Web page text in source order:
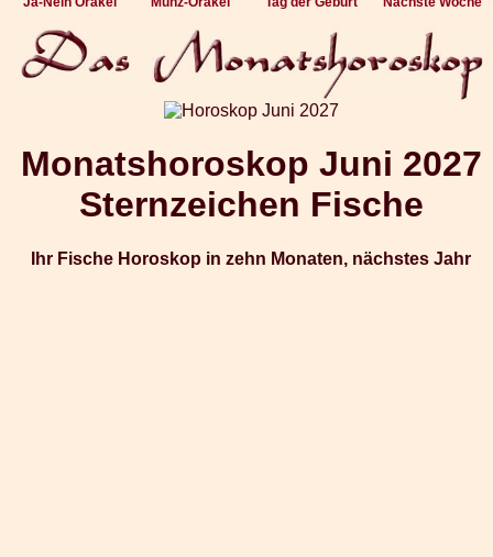
Monatshoroskop Juni 2027
Sternzeichen Fische
Ihr Fische Horoskop in zehn Monaten, nächstes Jahr